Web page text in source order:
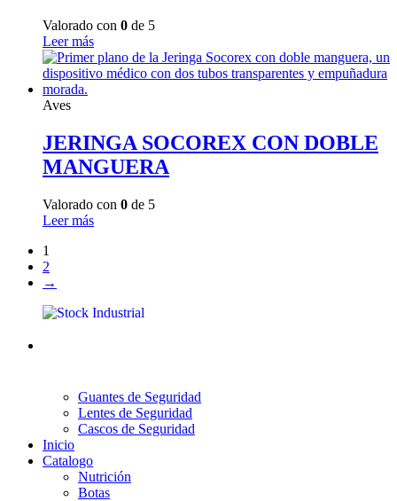
Valorado con 0 de 5
Leer más
Aves
JERINGA SOCOREX CON DOBLE
MANGUERA
Valorado con 0 de 5
Leer más
1
2
→
Guantes de Seguridad
Lentes de Seguridad
Cascos de Seguridad
Inicio
Catalogo
Nutrición
Botas